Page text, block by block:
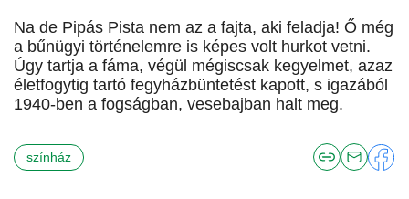
Na de Pipás Pista nem az a fajta, aki feladja! Ő még
a bűnügyi történelemre is képes volt hurkot vetni.
Úgy tartja a fáma, végül mégiscsak kegyelmet, azaz
életfogytig tartó fegyházbüntetést kapott, s igazából
1940-ben a fogságban, vesebajban halt meg.
színház